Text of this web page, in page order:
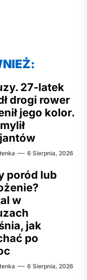
27-latek
drogi rower
jego kolor.
6 Sierpnia, 2026
poród lub
w
jak
po
6 Sierpnia, 2026